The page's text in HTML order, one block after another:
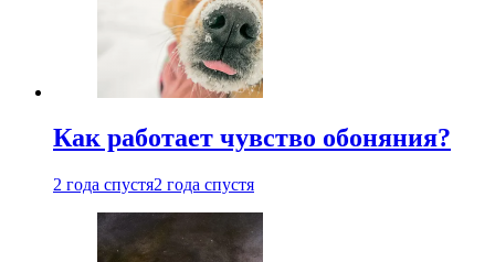
Как работает чувство обоняния?
2 года спустя2 года спустя